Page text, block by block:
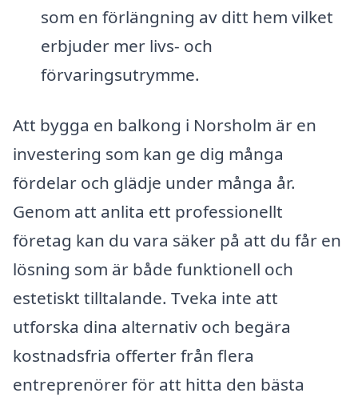
som en förlängning av ditt hem vilket
erbjuder mer livs- och
förvaringsutrymme.
Att bygga en balkong i Norsholm är en
investering som kan ge dig många
fördelar och glädje under många år.
Genom att anlita ett professionellt
företag kan du vara säker på att du får en
lösning som är både funktionell och
estetiskt tilltalande. Tveka inte att
utforska dina alternativ och begära
kostnadsfria offerter från flera
entreprenörer för att hitta den bästa